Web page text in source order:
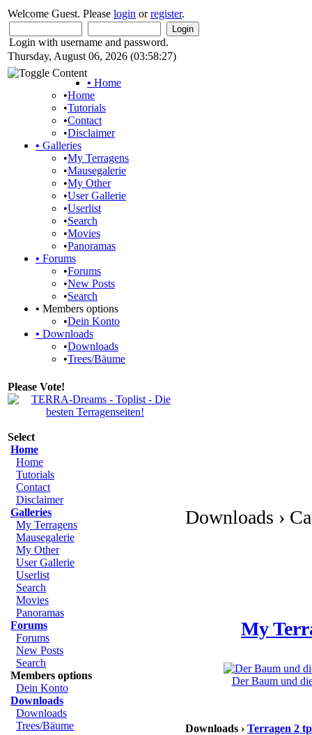
Welcome Guest. Please login orregister.
Login with username and password.
Thursday, August 06, 2026 (03:58:27)
• Home
•Home
•Tutorials
•Contact
•Disclaimer
• Galleries
•My Terragens
•Mausegalerie
•My Other
•User Gallerie
•Userlist
•Search
•Movies
•Panoramas
• Forums
•Forums
•New Posts
•Search
• Members options
•Dein Konto
• Downloads
•Downloads
•Trees/Bäume
Please Vote!
Select
Home
Home
Tutorials
Contact
Disclaimer
Galleries
My Terragens
Mausegalerie
My Other
User Gallerie
Userlist
Search
Movies
Panoramas
Forums
Forums
New Posts
Search
Members options
Dein Konto
Downloads
Downloads
Trees/Bäume
Downloads ›
My
Der Baum und
Downloads › Terragen 2 tp